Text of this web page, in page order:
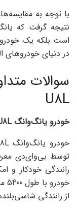
با توجه به
است بلکه یک
در دنیای خودروهای
سوالات
U8L
خودرو یانگ‌وانگU8L
توسط بی‌وای‌دی
رانندگی خودکار و
از رانندگی